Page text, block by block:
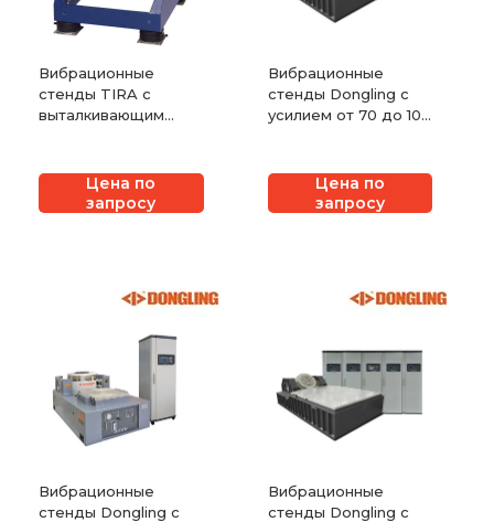
Вибрационные
стенды TIRA с
выталкивающим
Цена по
запросу
Вибрационные
стенды Dongling с
усилием от 70 до 100
Цена по
запросу
Вибрационные
стенды Dongling с
Вибрационные
стенды Dongling с